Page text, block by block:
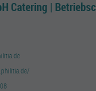
Catering |